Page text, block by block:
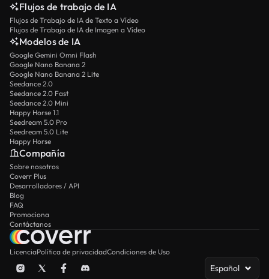
Flujos de trabajo de IA
Flujos de Trabajo de IA de Texto a Vídeo
Flujos de Trabajo de IA de Imagen a Vídeo
Modelos de IA
Google Gemini Omni Flash
Google Nano Banana 2
Google Nano Banana 2 Lite
Seedance 2.0
Seedance 2.0 Fast
Seedance 2.0 Mini
Happy Horse 1.1
Seedream 5.0 Pro
Seedream 5.0 Lite
Happy Horse
Compañía
Sobre nosotros
Coverr Plus
Desarrolladores / API
Blog
FAQ
Promociona
Contáctanos
LicenciaPolítica de privacidadCondiciones de Uso
Español